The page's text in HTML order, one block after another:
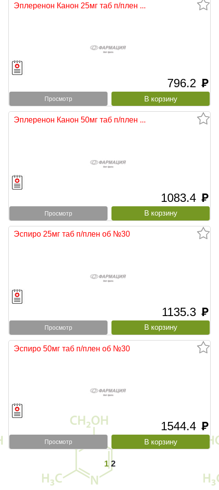
Эплеренон Канон 25мг таб п/плен ...
796.2 руб
Просмотр
Эплеренон Канон 50мг таб п/плен ...
1083.4 руб
Просмотр
Эспиро 25мг таб п/плен об №30
1135.3 руб
Просмотр
Эспиро 50мг таб п/плен об №30
1544.4 руб
Просмотр
1 2